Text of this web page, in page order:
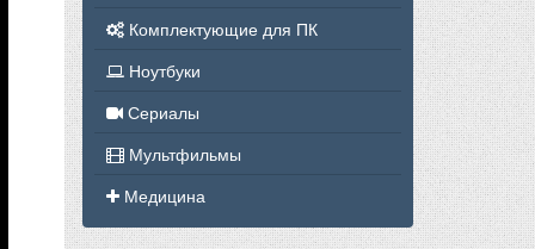
Комплектующие для ПК
Ноутбуки
Сериалы
Мультфильмы
Медицина